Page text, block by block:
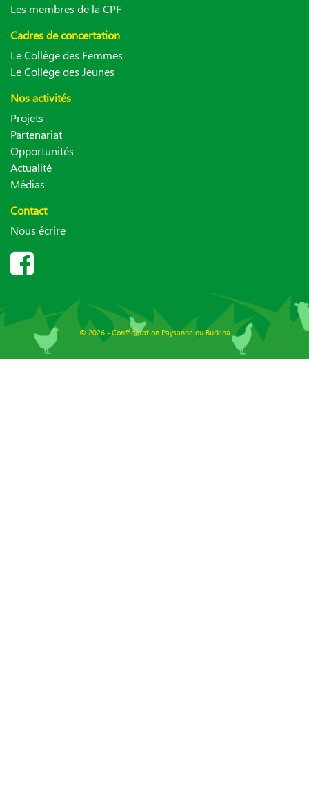
Les membres de la CPF
Cadres de concertation
Le Collège des Femmes
Le Collège des Jeunes
Nos activités
Projets
Partenariat
Opportunités
Actualité
Médias
Contact
Nous écrire
© 2026 - Confédération Paysanne du Burkina